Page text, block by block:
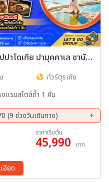
ทัวร์ตุรเคีย อิสตันบูล คอนยา คัปปาโดเกีย ปามุคคาเล ซานัคคาเล (บินภายใน) 8วัน 6คืน (TK)
ทัวร์ตุรเคีย
แรมสไตล์ถ้ำ 1 คืน
(9 ช่วงวันเดินทาง)
11 พ.ย. 69 - 18 พ.ย. 69
29 พ.ย. 69 - 06 ธ.ค. 69
09 ธ.ค. 69 - 16 ธ.ค. 69
23 ธ.ค. 69 - 30 ธ.ค. 69
ราคาเริ่มต้น
45,990 บาท
อียด